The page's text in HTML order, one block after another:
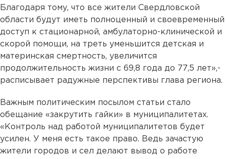
Благодаря тому, что все жители Свердловской
области будут иметь полноценный и своевременный
доступ к стационарной, амбулаторно-клинической и
скорой помощи, на треть уменьшится детская и
материнская смертность, увеличится
продолжительность жизни с 69,8 года до 77,5 лет»,-
расписывает радужные перспективы глава региона.
Важным политическим посылом статьи стало
обещание «закрутить гайки» в муниципалитетах.
«Контроль над работой муниципалитетов будет
усилен. У меня есть такое право. Ведь зачастую
жители городов и сел делают вывод о работе